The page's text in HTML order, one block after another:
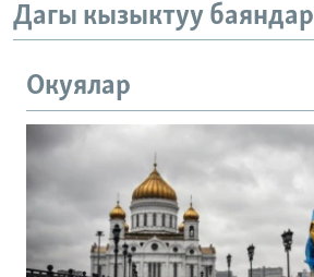
Дагы кызыктуу баяндар
Окуялар